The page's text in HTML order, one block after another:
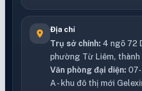
Địa chỉ
Trụ sở chính: 4 ngõ 72
phường Từ Liêm, thành
Văn phòng đại diện:
A - khu đô thị mới